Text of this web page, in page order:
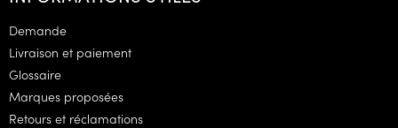
p
Demande
Livraison et paiement
Glossaire
Marques proposées
Retours et réclamations